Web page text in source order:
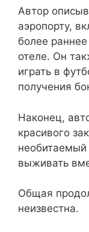
Автор
аэропорту,
более
отеле. Он
играть в
получения
Наконец,
красивого
необитаемый
выживать
Общая
неизвестна.